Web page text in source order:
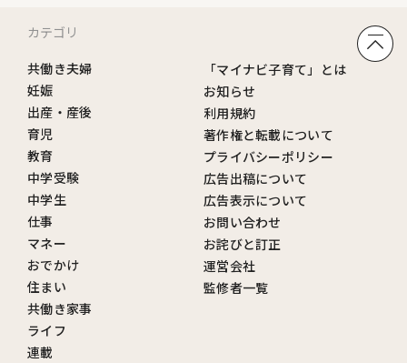
カテゴリ
共働き夫婦
妊娠
出産・産後
育児
教育
中学受験
中学生
仕事
マネー
おでかけ
住まい
共働き家事
ライフ
連載
「マイナビ子育て」とは
お知らせ
利用規約
著作権と転載について
プライバシーポリシー
広告出稿について
広告表示について
お問い合わせ
お詫びと訂正
運営会社
監修者一覧